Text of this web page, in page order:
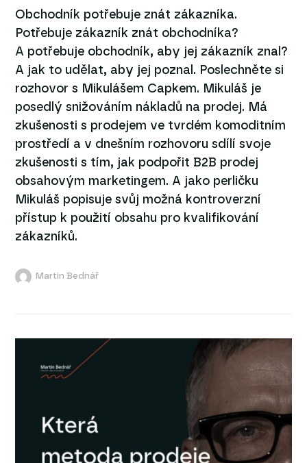
Obchodník potřebuje znát zákazníka.
Potřebuje zákazník znát obchodníka?
A potřebuje obchodník, aby jej zákazník znal?
A jak to udělat, aby jej poznal. Poslechněte si
rozhovor s Mikulášem Capkem. Mikuláš je
posedlý snižováním nákladů na prodej. Má
zkušenosti s prodejem ve tvrdém komoditním
prostředí a v dnešním rozhovoru sdílí svoje
zkušenosti s tím, jak podpořit B2B prodej
obsahovým marketingem. A jako perličku
Mikuláš popisuje svůj možná kontroverzní
přístup k použití obsahu pro kvalifikování
zákazníků.
Martin Bednář